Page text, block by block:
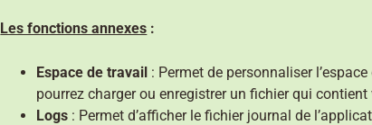
Les fonctions annexes :
Espace de travail : Permet de personnaliser
pourrez charger ou enregistrer un fichier qui contient
Logs : Permet d’afficher le fichier journal de